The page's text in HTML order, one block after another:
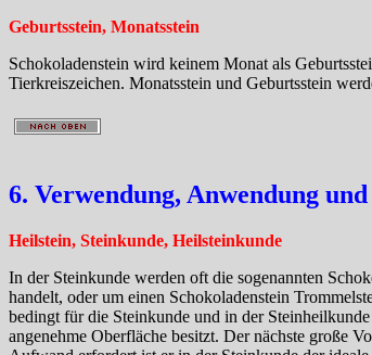
Geburtsstein, Monatsstein
Schokoladenstein wird keinem Monat als
Tierkreiszeichen. Monatsstein und Geburtsstein
6. Verwendung, Anwendung
Heilstein, Steinkunde, Heilsteinkunde
In der Steinkunde werden oft die sogenannten
handelt, oder um einen Schokoladenstein
bedingt für die Steinkunde und in der
angenehme Oberfläche besitzt. Der nächste große